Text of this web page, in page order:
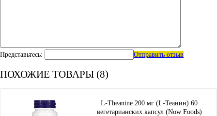
Представьтесь: Отправить отзыв
ПОХОЖИЕ ТОВАРЫ (8)
L-Theanine 200 мг (L-Теанин) 60
вегетарианских капсул (Now Foods)